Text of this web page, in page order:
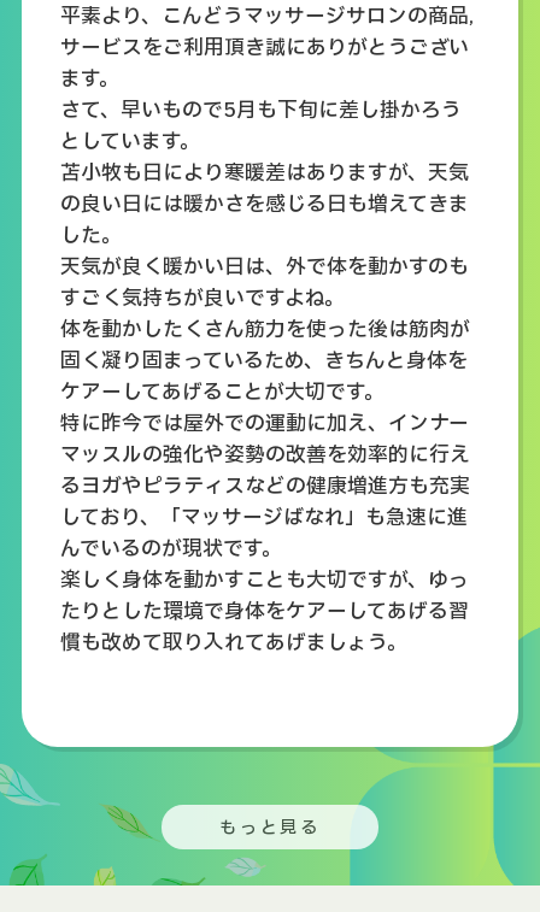
平素より、こんどうマッサージサロンの商品,
サービスをご利用頂き誠にありがとうござい
ます。
さて、早いもので5月も下旬に差し掛かろう
としています。
苫小牧も日により寒暖差はありますが、天気
の良い日には暖かさを感じる日も増えてきま
した。
天気が良く暖かい日は、外で体を動かすのも
すごく気持ちが良いですよね。
体を動かしたくさん筋力を使った後は筋肉が
固く凝り固まっているため、きちんと身体を
ケアーしてあげることが大切です。
特に昨今では屋外での運動に加え、インナー
マッスルの強化や姿勢の改善を効率的に行え
るヨガやピラティスなどの健康増進方も充実
しており、「マッサージばなれ」も急速に進
んでいるのが現状です。
楽しく身体を動かすことも大切ですが、ゆっ
たりとした環境で身体をケアーしてあげる習
慣も改めて取り入れてあげましょう。
もっと見る